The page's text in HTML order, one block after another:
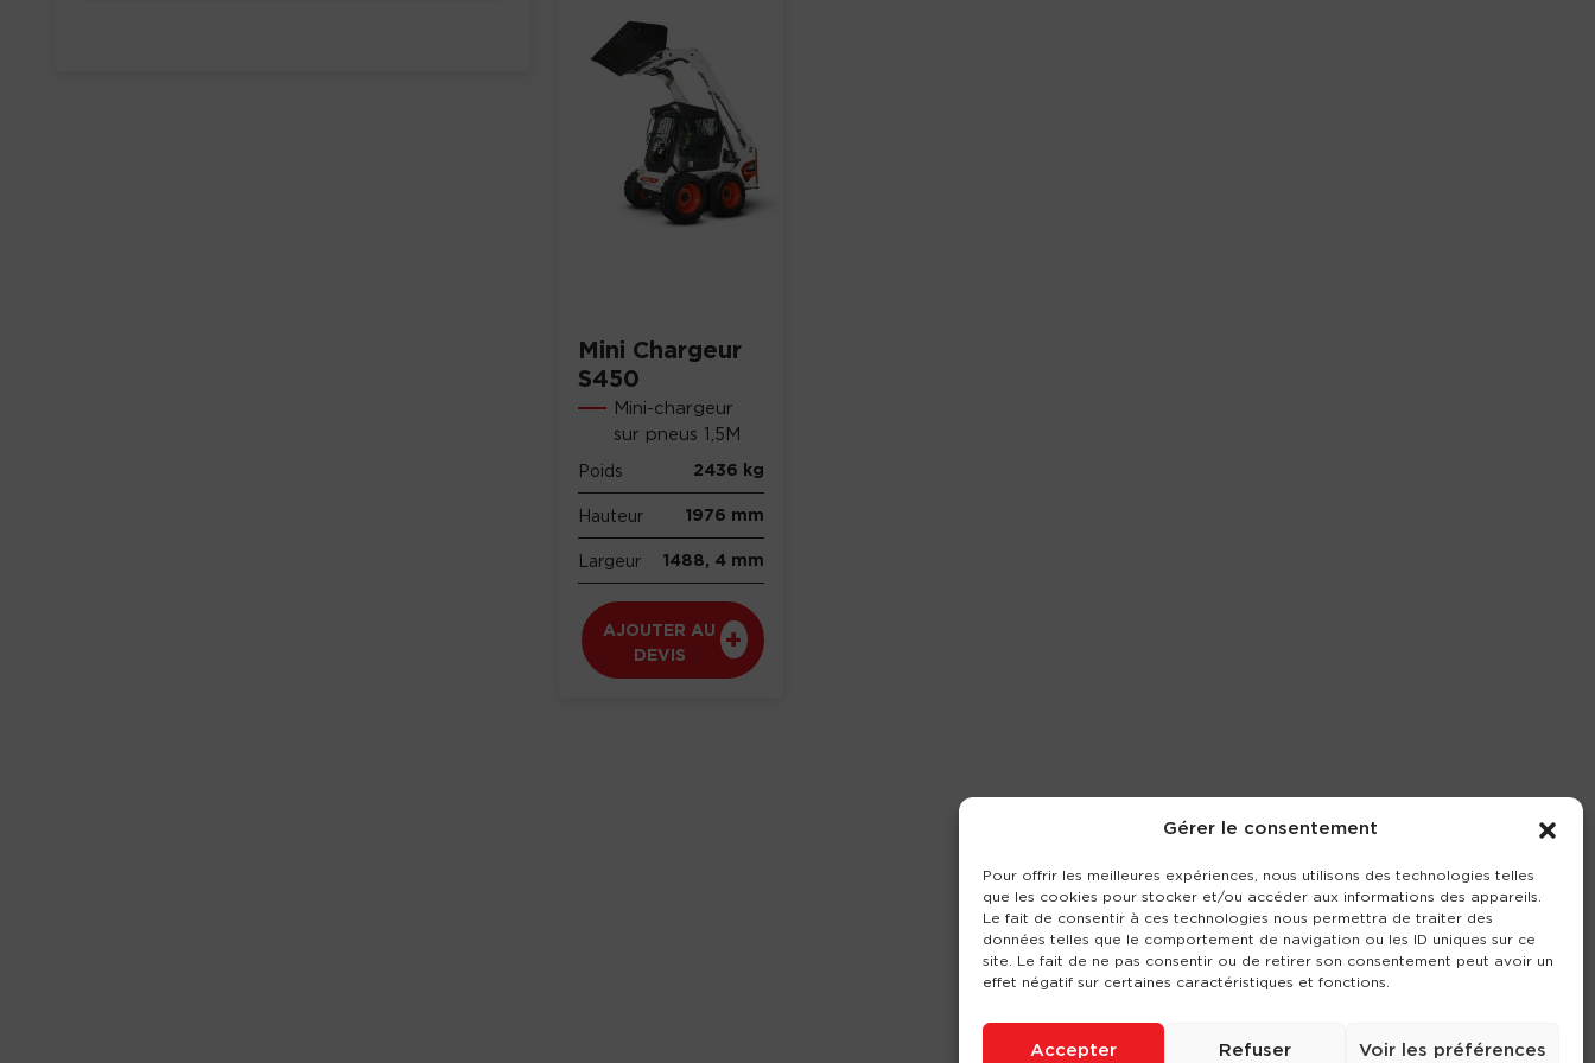
Gérer le consentement
Pour offrir les meilleures expériences, nous utilisons des technologies telles
que les cookies pour stocker et/ou accéder aux informations des appareils.
Le fait de consentir à ces technologies nous permettra de traiter des
données telles que le comportement de navigation ou les ID uniques sur ce
site. Le fait de ne pas consentir ou de retirer son consentement peut avoir un
effet négatif sur certaines caractéristiques et fonctions.
Accepter Refuser Voir les préférences
Mini Chargeur
S450
Mini-chargeur
sur pneus 1,5M
Poids 2436 kg
Hauteur 1976 mm
Largeur 1488, 4 mm
AJOUTER AU
DEVIS